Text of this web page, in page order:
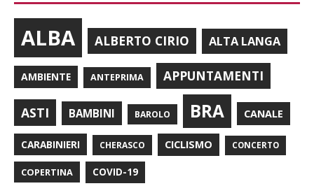
ALBA ALBERTO CIRIO ALTA LANGA
AMBIENTE ANTEPRIMA APPUNTAMENTI
ASTI BAMBINI BAROLO BRA CANALE
CARABINIERI CHERASCO CICLISMO CONCERTO
COPERTINA COVID-19